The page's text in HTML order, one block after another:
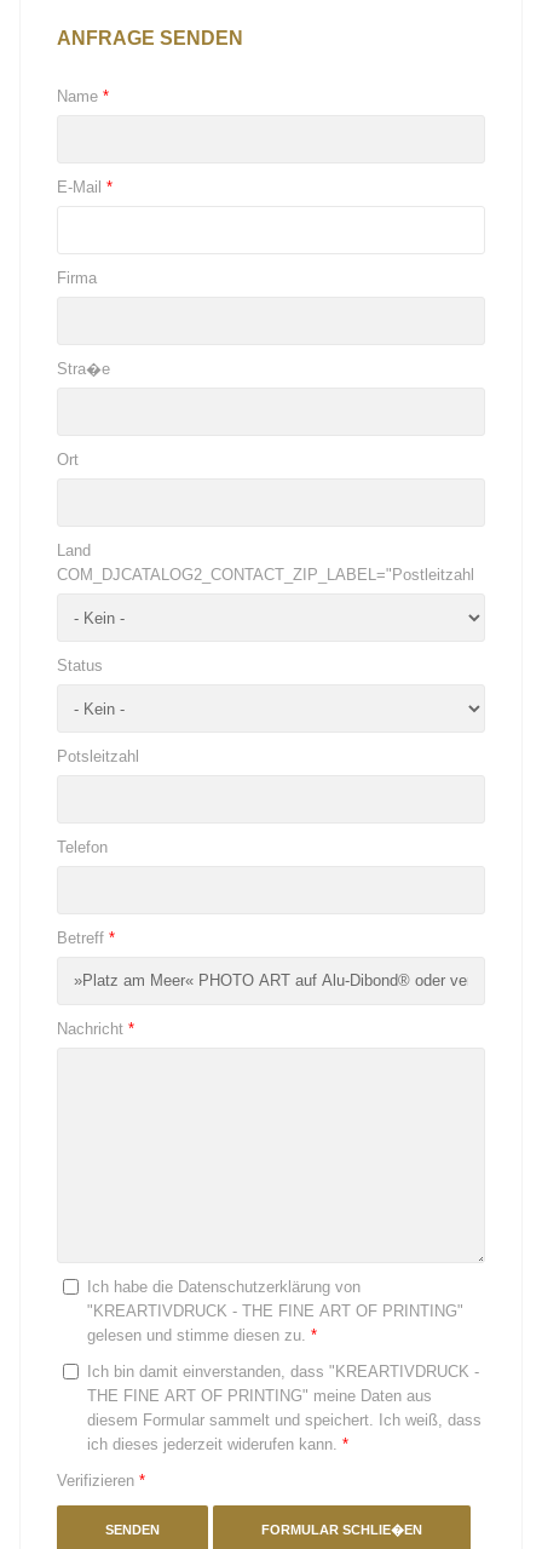
ANFRAGE SENDEN
Name *
E-Mail *
Firma
Stra�e
Ort
Land
COM_DJCATALOG2_CONTACT_ZIP_LABEL="Postleitzahl
Status
Potsleitzahl
Telefon
Betreff *
Nachricht *
Ich habe die Datenschutzerklärung von
"KREARTIVDRUCK - THE FINE ART OF PRINTING"
gelesen und stimme diesen zu. *
Ich bin damit einverstanden, dass "KREARTIVDRUCK -
THE FINE ART OF PRINTING" meine Daten aus
diesem Formular sammelt und speichert. Ich weiß, dass
ich dieses jederzeit widerufen kann. *
Verifizieren *
SENDEN FORMULAR SCHLIE�EN